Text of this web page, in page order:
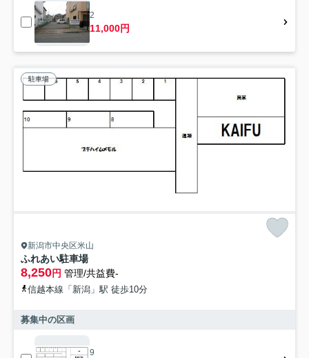
2
11,000円
駐車場
新潟市中央区米山
ふれあい駐車場
8,250円 管理/共益費-
信越本線「新潟」駅 徒歩10分
募集中の区画
9